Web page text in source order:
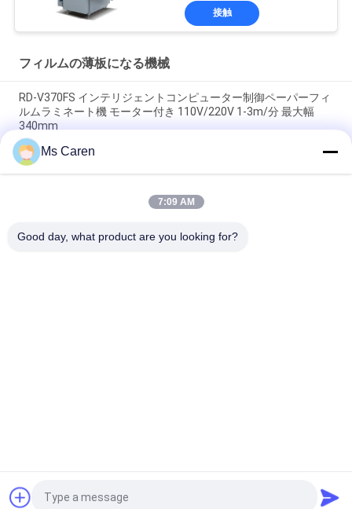
接触
フィルムの薄板になる機械
RD-V370FS インテリジェントコンピューター制御ペーパーフィ
ルムラミネート機 モーター付き 110V/220V 1-3m/分 最大幅
340mm
PRY-390D 520D 650D オートカット 熱巻紙フィルムラミネータ
ー
PRY-ER ロール・トゥ・ロール 全自動垂直フィルムラミネート
Ms Caren
7:09 AM
Good day, what product are you looking for?